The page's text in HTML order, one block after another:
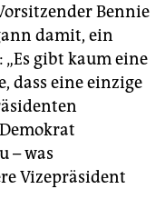
Bennie
damit, ein
gibt kaum eine
dass eine einzige
– was
Vizepräsident